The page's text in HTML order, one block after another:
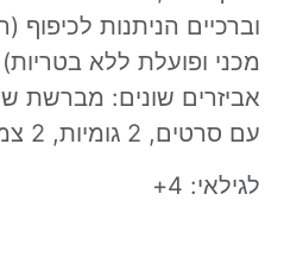
וברכיים הניתנות לכיפוף
מכני ופועלת ללא
עם סרטים, 2 גומיות, 2 צמידים וזוג נעליים.
לגילאי: 4+